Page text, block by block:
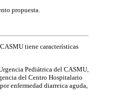
propuesta.
tiene características
Pediátrica del CASMU,
del Centro Hospitalario
enfermedad diarreica aguda,